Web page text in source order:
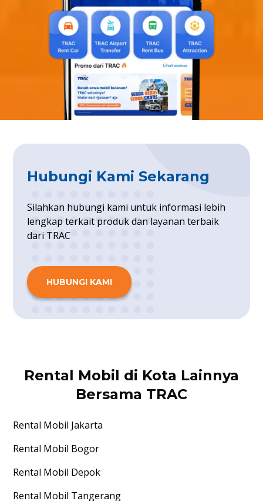
Hubungi Kami Sekarang
Silahkan hubungi kami untuk informasi lebih
lengkap terkait produk dan layanan terbaik
dari TRAC
HUBUNGI KAMI
Rental Mobil di Kota Lainnya
Bersama TRAC
Rental Mobil Jakarta
Rental Mobil Bogor
Rental Mobil Depok
Rental Mobil Tangerang